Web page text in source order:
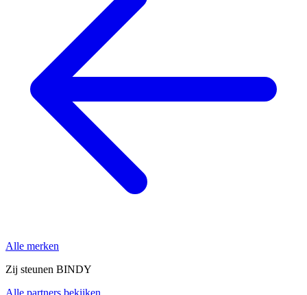
Alle merken
Zij steunen BINDY
Alle partners bekijken